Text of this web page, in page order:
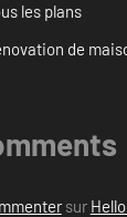
les plans
de
sur